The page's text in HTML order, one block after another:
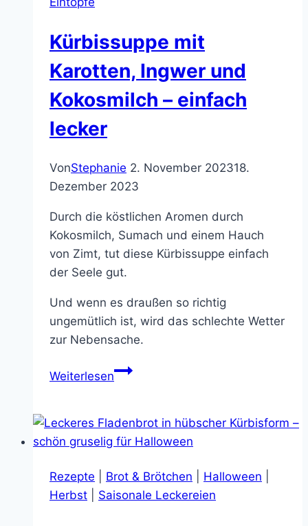
–
kalorienarm
und
schnell
Kürbissuppe mit
Karotten, Ingwer und
Kokosmilch – einfach
lecker
VonStephanie 2. November 202318.
Dezember 2023
Durch die köstlichen Aromen durch
Kokosmilch, Sumach und einem Hauch
von Zimt, tut diese Kürbissuppe einfach
der Seele gut.
Und wenn es draußen so richtig
ungemütlich ist, wird das schlechte Wetter
zur Nebensache.
WeiterlesenKürbissuppe
Ingwer
und
–
einfach
Rezepte Brot & Brötchen Halloween
Herbst
Saisonale Leckereien